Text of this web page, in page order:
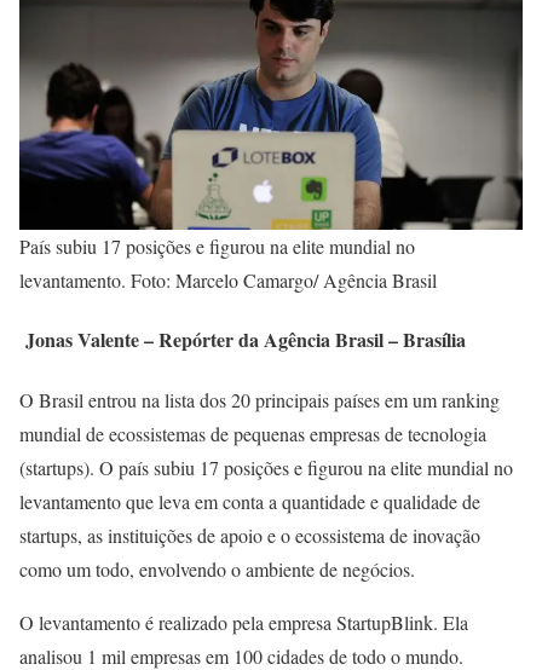
País subiu 17 posições e figurou na elite mundial no
levantamento. Foto: Marcelo Camargo/ Agência Brasil
Jonas Valente – Repórter da Agência Brasil – Brasília
O Brasil entrou na lista dos 20 principais países em um ranking
mundial de ecossistemas de pequenas empresas de tecnologia
(startups). O país subiu 17 posições e figurou na elite mundial no
levantamento que leva em conta a quantidade e qualidade de
startups, as instituições de apoio e o ecossistema de inovação
como um todo, envolvendo o ambiente de negócios.
O levantamento é realizado pela empresa StartupBlink. Ela
analisou 1 mil empresas em 100 cidades de todo o mundo.